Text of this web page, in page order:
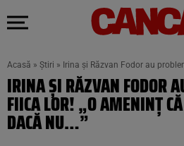
Acasă » Știri » Irina și Răzvan Fodor au
IRINA ȘI RĂZVAN FODOR
FIICA LOR! „O AMENINȚ
DACĂ NU…”